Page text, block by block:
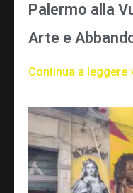
Palermo alla
Arte e
Continua a leggere